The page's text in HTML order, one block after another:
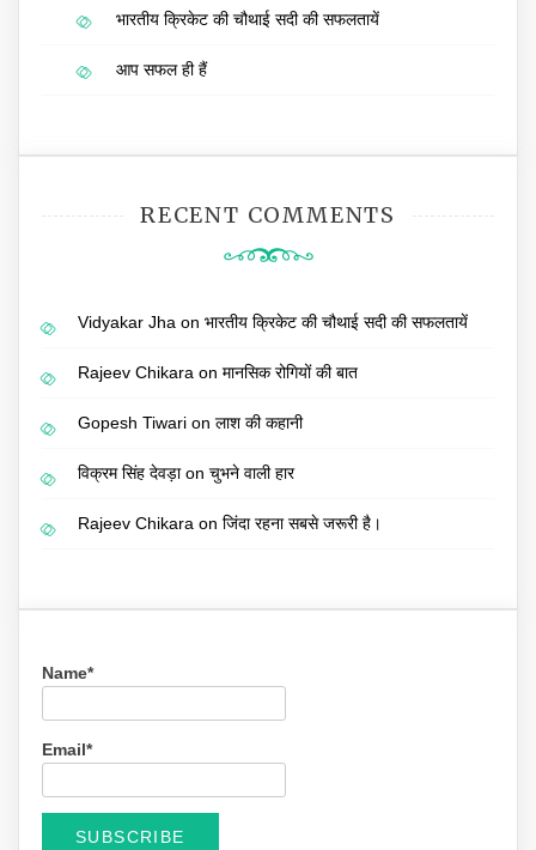
भारतीय क्रिकेट की चौथाई सदी की सफलतायें
आप सफल ही हैं
RECENT COMMENTS
Vidyakar Jha on भारतीय क्रिकेट की चौथाई सदी की सफलतायें
Rajeev Chikara on मानसिक रोगियों की बात
Gopesh Tiwari on लाश की कहानी
विक्रम सिंह देवड़ाon चुभने वाली हार
Rajeev Chikara on जिंदा रहना सबसे जरूरी है।
Name*
Email*